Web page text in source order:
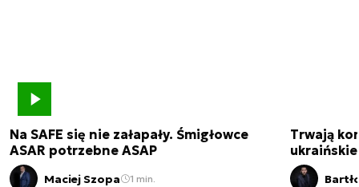
Na SAFE się nie załapały. Śmigłowce
ASAR potrzebne ASAP
Maciej Szopa 1 min.
Trwają